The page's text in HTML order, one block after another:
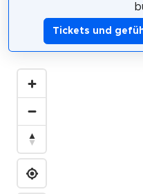
Tickets und